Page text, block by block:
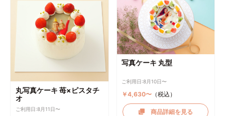
丸写真ケーキ 苺×ピスタチ
オ
ご利用日:8月11日〜
写真ケーキ 丸型
ご利用日:8月10日〜
￥4,630〜 （税込）
商品詳細を見る